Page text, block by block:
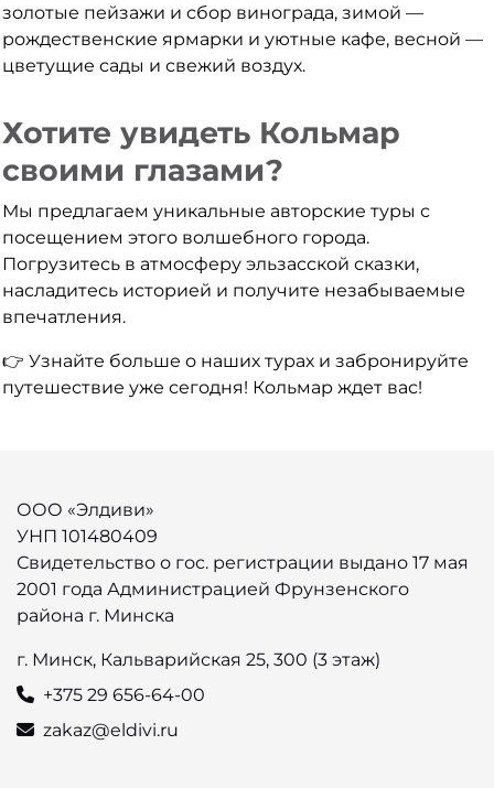
золотые пейзажи и сбор винограда, зимой —
рождественские ярмарки и уютные кафе, весной —
цветущие сады и свежий воздух.
Хотите увидеть Кольмар
своими глазами?
Мы предлагаем уникальные авторские туры с
посещением этого волшебного города.
Погрузитесь в атмосферу эльзасской сказки,
насладитесь историей и получите незабываемые
впечатления.
👉 Узнайте больше о наших турах и забронируйте
путешествие уже сегодня! Кольмар ждет вас!
ООО «Элдиви»
УНП 101480409
Свидетельство о гос. регистрации выдано 17 мая
2001 года Администрацией Фрунзенского
района г. Минска
г. Минск, Кальварийская 25, 300 (3 этаж)
+375 29 656-64-00
zakaz@eldivi.ru